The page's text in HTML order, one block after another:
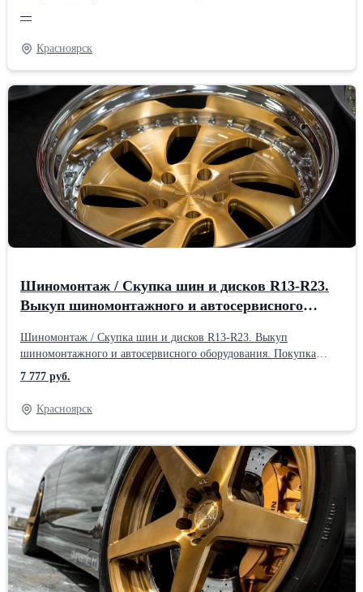
Красноярске. Скупка номеров для автомобилей.
—
Красноярск
Шиномонтаж / Скупка шин и дисков R13-R23.
Выкуп шиномонтажного и автосервисного
мотоциклов в
Шиномонтаж / Скупка шин и дисков R13-R23. Выкуп
шиномонтажного и автосервисного оборудования. Покупка
автомобилей и мотоциклов в любом состоянии
7 777 руб.
Красноярск